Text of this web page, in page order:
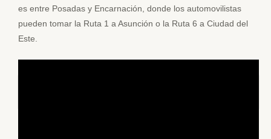
es entre Posadas y Encarnación, donde los automovilistas
pueden tomar la Ruta 1 a Asunción o la Ruta 6 a Ciudad del
Este.